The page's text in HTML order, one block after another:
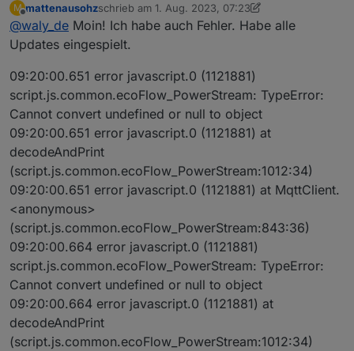
grundlegend geändert. Ihr müsst auf das neue Script,
wenn Ihr brauchbare Daten haben wollt.
Ich habe in der Nacht die Version noch geädert. Sie
muss jetzt eigentlich einen anderen Fehler melden.
Achte auf die Version (0.6.5)
Ich Brauche diese Daten von Euch wenn ich helfen
soll, denn bei mir Funktioniert es ja.
Seit heute Morgen sehe ich auch die neuen Daten
demnach kann es sein das das alte script unter
X_Unknown_12 den eingestellten Wert für AC-Bedarf
anzeigt, aber nicht das was wirklich eingespeist wird.
Das kann sich ja ändern, wenn eben keine Batterie
zur Verfügung steht ist es nur die PV-Power. Mit dem
Wunschwert kann man schlecht regeln.
M
Offline
mattenausohzschrieb am 1. Aug. 2023, 07:23
zuletzt editiert von mattenausohz
@waly_de Moin! Ich habe auch Fehler. Habe alle
Updates eingespielt.
09:20:00.651 error javascript.0 (1121881)
script.js.common.ecoFlow_PowerStream: TypeError:
Cannot convert undefined or null to object
09:20:00.651 error javascript.0 (1121881) at
decodeAndPrint
(script.js.common.ecoFlow_PowerStream:1012:34)
09:20:00.651 error javascript.0 (1121881) at MqttClient.
<anonymous>
(script.js.common.ecoFlow_PowerStream:843:36)
09:20:00.664 error javascript.0 (1121881)
script.js.common.ecoFlow_PowerStream: TypeError:
Cannot convert undefined or null to object
09:20:00.664 error javascript.0 (1121881) at
decodeAndPrint
(script.js.common.ecoFlow_PowerStream:1012:34)